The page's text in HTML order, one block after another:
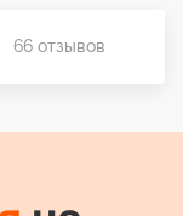
66 отзывов